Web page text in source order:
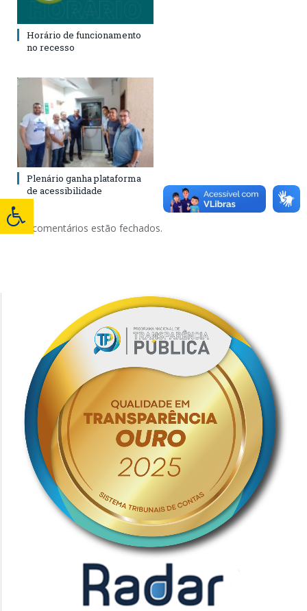
Horário de funcionamento
no recesso
Plenário ganha plataforma
de acessibilidade
Os comentários estão fechados.